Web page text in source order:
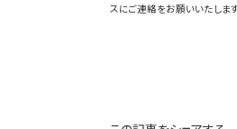
スにご連絡をお願いいたしま